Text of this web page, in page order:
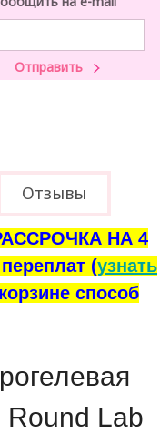
Отзывы
НА 4
(узнать
способ
Round Lab